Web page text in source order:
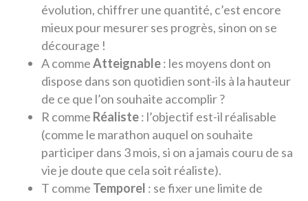
évolution, chiffrer une quantité, c’est encore
mieux pour mesurer ses progrès, sinon on se
décourage !
A commeAtteignable: les moyens dont on
dispose dans son quotidien sont-ils à la hauteur
de ce que l’on souhaite accomplir ?
R comme Réaliste: l’objectif est-il réalisable
(comme le marathon auquel on souhaite
participer dans 3 mois, si on a jamais couru de sa
vie je doute que cela soit réaliste).
T comme Temporel : se fixer une limite de